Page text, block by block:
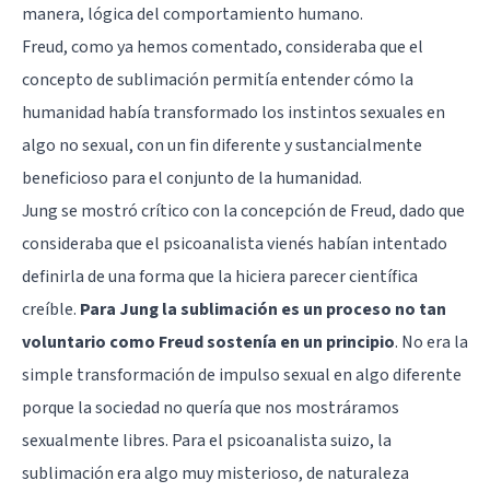
manera, lógica del comportamiento humano.
Freud, como ya hemos comentado, consideraba que el
concepto de sublimación permitía entender cómo la
humanidad había transformado los instintos sexuales en
algo no sexual, con un fin diferente y sustancialmente
beneficioso para el conjunto de la humanidad.
Jung se mostró crítico con la concepción de Freud, dado que
consideraba que el psicoanalista vienés habían intentado
definirla de una forma que la hiciera parecer científica
creíble. Para Jung la sublimación es un proceso no tan
voluntario como Freud sostenía en un principio. No era la
simple transformación de impulso sexual en algo diferente
porque la sociedad no quería que nos mostráramos
sexualmente libres. Para el psicoanalista suizo, la
sublimación era algo muy misterioso, de naturaleza